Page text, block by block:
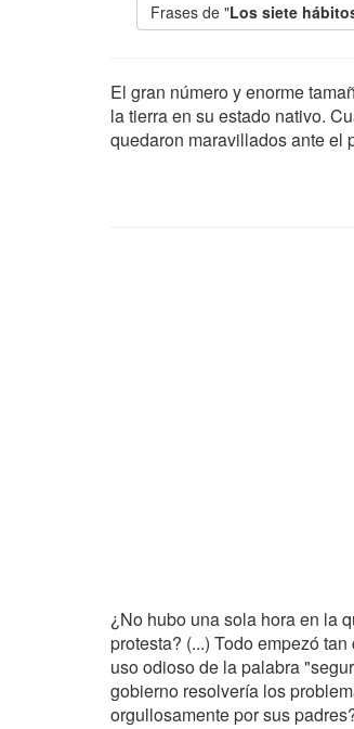
Frases de "Los siete
El gran número y enorme
la tierra en su estado nativo.
quedaron maravillados ante el
¿No hubo una sola hora en la
protesta? (...) Todo empezó
uso odioso de la palabra
gobierno resolvería los
orgullosamente por sus